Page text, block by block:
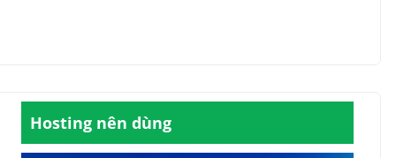
Hosting nên dùng